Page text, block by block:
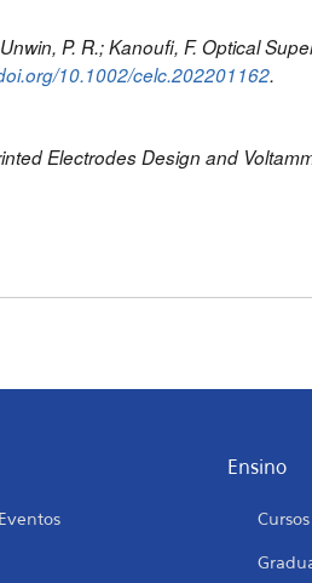
P. R.; Kanoufi, F. Optical
10.1002/celc.202201162.
Electrodes Design and
Ensino